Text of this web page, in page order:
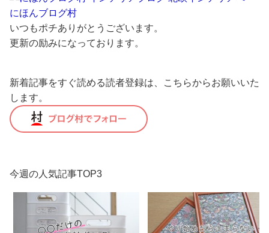
にほんブログ村
いつもポチありがとうございます。
更新の励みになっております。
新着記事をすぐ読める読者登録は、こちらからお願いいた
します。
今週の人気記事TOP3